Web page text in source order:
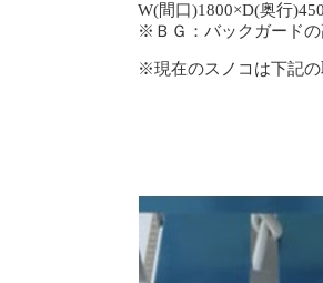
W(間口)1800×D(奥行
※ＢＧ：バックガード
※現在のスノコは下記